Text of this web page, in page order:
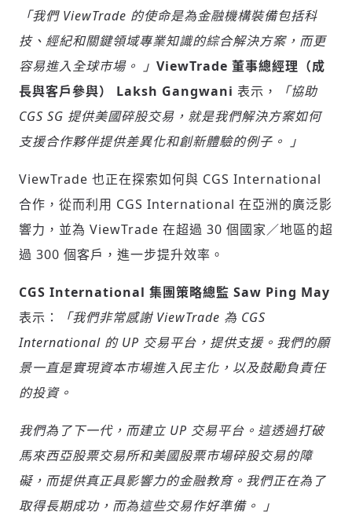
登入或註冊
歡迎您加入《旭時報》
掌握國際政經脈動
輸入 Email 驗證碼
請輸入發送到的驗證碼
「我們 ViewTrade 的使命是為金融機構裝備包括科
技、經紀和關鍵領域專業知識的綜合解決方案，而更
容易進入全球市場。 」 ViewTrade 董事總經理（成
長與客戶參與） Laksh Gangwani 表示，
「協助
CGS SG 提供美國碎股交易，就是我們解決方案如何
支援合作夥伴提供差異化和創新體驗的例子。 」
ViewTrade 也正在探索如何與 CGS International
合作，從而利用 CGS International 在亞洲的廣泛影
響力，並為 ViewTrade 在超過 30 個國家／地區的超
過 300 個客戶，進一步提升效率。
CGS International 集團策略總監 Saw Ping May
表示：
「我們非常感謝 ViewTrade 為 CGS
International 的 UP 交易平台，提供支援。我們的願
景一直是實現資本市場進入民主化，以及鼓勵負責任
的投資。
我們為了下一代，而建立 UP 交易平台。這透過打破
馬來西亞股票交易所和美國股票市場碎股交易的障
礙，而提供真正具影響力的金融教育。我們正在為了
取得長期成功，而為這些交易作好準備。 」